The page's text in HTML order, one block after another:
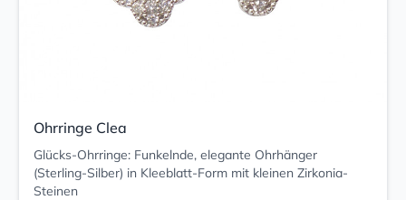
Ohrringe Clea
Glücks-Ohrringe: Funkelnde, elegante Ohrhänger
(Sterling-Silber) in Kleeblatt-Form mit kleinen Zirkonia-
Steinen